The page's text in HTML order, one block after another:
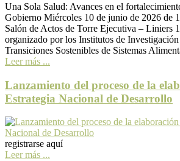
Una Sola Salud: Avances en el
Gobierno Miércoles 10 de junio de 2026 de
Salón de Actos de Torre Ejecutiva – Liniers
organizado por los Institutos de
Transiciones Sostenibles de Sistemas
Leer más ...
Lanzamiento del proceso de la
Estrategia Nacional de Desarrollo
registrarse aquí
Leer más ...